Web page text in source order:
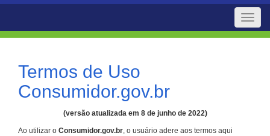
Toggle
Termos de Uso
Consumidor.gov.br
(versão atualizada em 8 de junho de 2022)
Ao utilizar o Consumidor.gov.br, o usuário adere aos termos aqui